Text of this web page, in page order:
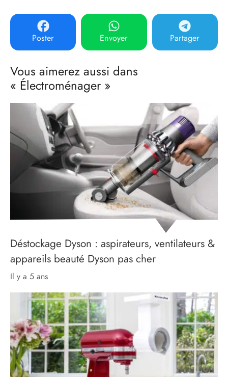
Poster Envoyer Partager
Vous aimerez aussi dans
« Électroménager »
Déstockage Dyson : aspirateurs, ventilateurs &
appareils beauté Dyson pas cher
il y a 5 ans